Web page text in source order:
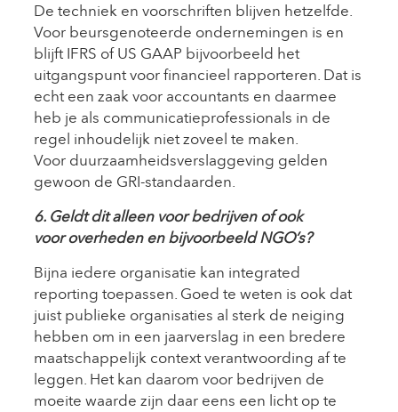
De techniek en voorschriften blijven hetzelfde.
Voor beursgenoteerde ondernemingen is en
blijft IFRS of US GAAP bijvoorbeeld het
uitgangspunt voor financieel rapporteren. Dat is
echt een zaak voor accountants en daarmee
heb je als communicatieprofessionals in de
regel inhoudelijk niet zoveel te maken.
Voor duurzaamheidsverslaggeving gelden
gewoon de GRI-standaarden.
6. Geldt dit alleen voor bedrijven of ook
voor overheden en bijvoorbeeld NGO’s?
Bijna iedere organisatie kan integrated
reporting toepassen. Goed te weten is ook dat
juist publieke organisaties al sterk de neiging
hebben om in een jaarverslag in een bredere
maatschappelijk context verantwoording af te
leggen. Het kan daarom voor bedrijven de
moeite waarde zijn daar eens een licht op te